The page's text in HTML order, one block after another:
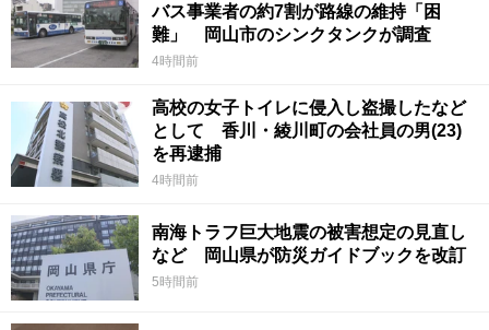
バス事業者の約7割が路線の維持「困
難」 岡山市のシンクタンクが調査
4時間前
高校の女子トイレに侵入し盗撮したなど
として 香川・綾川町の会社員の男(23)
を再逮捕
4時間前
南海トラフ巨大地震の被害想定の見直し
など 岡山県が防災ガイドブックを改訂
5時間前